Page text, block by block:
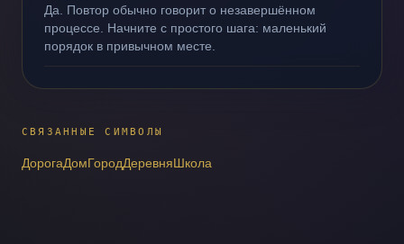
Да. Повтор обычно говорит о незавершённом
процессе. Начните с простого шага: маленький
порядок в привычном месте.
СВЯЗАННЫЕ СИМВОЛЫ
ДорогаДомГородДеревняШкола